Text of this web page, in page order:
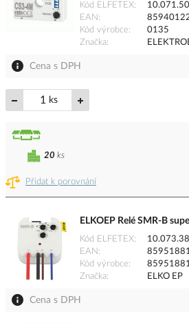
Kód ELFETEX
EAN
Kód výrobce
0135
Značka
Cena s DPH
ks
Přidat k porovnání
20 ks
ELKOEP Relé SMR-B
Kód ELFETEX
EAN
Kód výrobce
Značka
ELKO EP
Cena s DPH